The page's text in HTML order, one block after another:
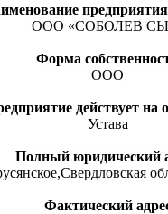
ООО «СОБОЛЕВ
Форма
ООО
действует на
Устава
Полный юридический
Фактический